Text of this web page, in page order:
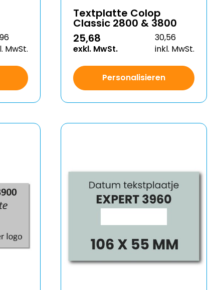
MwSt.
Textplatte Colop
Classic 2800 & 3800
25,68
exkl. MwSt.
30,56
inkl. MwSt.
Personalisieren